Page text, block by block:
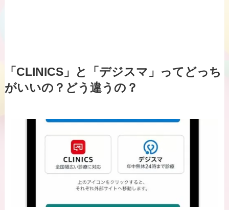
「CLINICS」と「デジスマ」ってどっち
がいいの？どう違うの？